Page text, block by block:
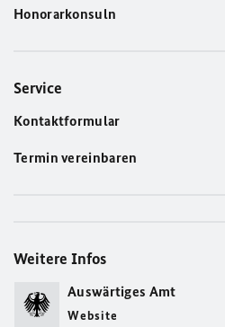
Honorarkonsuln
Service
Kontaktformular
Termin vereinbaren
Weitere Infos
Auswärtiges Amt
Website